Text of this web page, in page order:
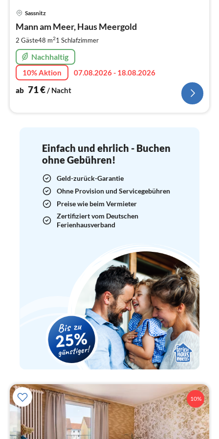
Sassnitz
Mann am Meer, Haus Meergold
2 Gäste48 m21 Schlafzimmer
Nachhaltig
10% Aktion
07.08.2026 - 18.08.2026
ab 71€/ Nacht
Einfach und ehrlich - Buchen
ohne Gebühren!
Geld-zurück-Garantie
Ohne Provision und Servicegebühren
Preise wie beim Vermieter
Zertifiziert vom Deutschen
Ferienhausverband
10%